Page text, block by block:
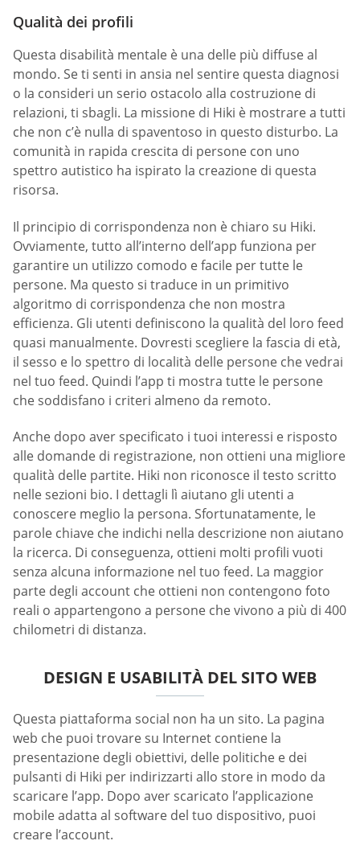
Qualità dei profili
Questa disabilità mentale è una delle più diffuse al
mondo. Se ti senti in ansia nel sentire questa diagnosi
o la consideri un serio ostacolo alla costruzione di
relazioni, ti sbagli. La missione di Hiki è mostrare a tutti
che non c’è nulla di spaventoso in questo disturbo. La
comunità in rapida crescita di persone con uno
spettro autistico ha ispirato la creazione di questa
risorsa.
Il principio di corrispondenza non è chiaro su Hiki.
Ovviamente, tutto all’interno dell’app funziona per
garantire un utilizzo comodo e facile per tutte le
persone. Ma questo si traduce in un primitivo
algoritmo di corrispondenza che non mostra
efficienza. Gli utenti definiscono la qualità del loro feed
quasi manualmente. Dovresti scegliere la fascia di età,
il sesso e lo spettro di località delle persone che vedrai
nel tuo feed. Quindi l’app ti mostra tutte le persone
che soddisfano i criteri almeno da remoto.
Anche dopo aver specificato i tuoi interessi e risposto
alle domande di registrazione, non ottieni una migliore
qualità delle partite. Hiki non riconosce il testo scritto
nelle sezioni bio. I dettagli lì aiutano gli utenti a
conoscere meglio la persona. Sfortunatamente, le
parole chiave che indichi nella descrizione non aiutano
la ricerca. Di conseguenza, ottieni molti profili vuoti
senza alcuna informazione nel tuo feed. La maggior
parte degli account che ottieni non contengono foto
reali o appartengono a persone che vivono a più di 400
chilometri di distanza.
DESIGN E USABILITÀ DEL SITO WEB
Questa piattaforma social non ha un sito. La pagina
web che puoi trovare su Internet contiene la
presentazione degli obiettivi, delle politiche e dei
pulsanti di Hiki per indirizzarti allo store in modo da
scaricare l’app. Dopo aver scaricato l’applicazione
mobile adatta al software del tuo dispositivo, puoi
creare l’account.